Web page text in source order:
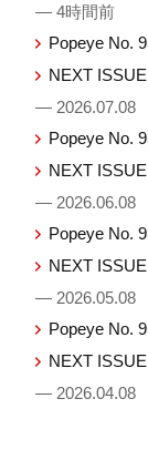
— 4時間前
Popeye No.
NEXT
— 2026.07.08
Popeye No.
NEXT
— 2026.06.08
Popeye No.
NEXT
— 2026.05.08
Popeye No.
NEXT
— 2026.04.08